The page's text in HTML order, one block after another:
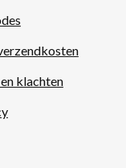
klachten